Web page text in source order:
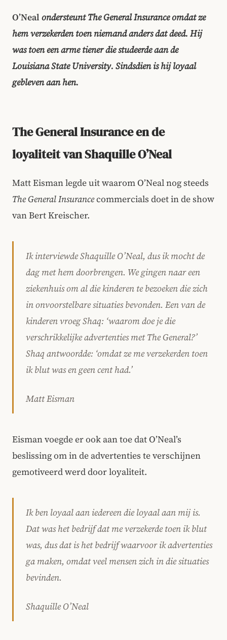
O’Nealondersteunt The General Insurance omdat ze
hem verzekerden toen niemand anders dat deed. Hij
was toen een arme tiener die studeerde aan de
Louisiana State University. Sindsdien is hij loyaal
gebleven aan hen.
The General Insurance en de
loyaliteit van Shaquille O’Neal
Matt Eisman legde uit waarom O’Neal nog steeds
The General Insurancecommercials doet in de show
van Bert Kreischer.
Ik interviewde Shaquille O’Neal, dus ik mocht de
dag met hem doorbrengen. We gingen naar een
ziekenhuis om al die kinderen te bezoeken die zich
in onvoorstelbare situaties bevonden. Een van de
kinderen vroeg Shaq: ‘waarom doe je die
verschrikkelijke advertenties met The General?’
Shaq antwoordde: ‘omdat ze me verzekerden toen
ik blut was en geen cent had.’
Matt Eisman
Eisman voegde er ook aan toe dat O’Neal’s
beslissing om in de advertenties te verschijnen
gemotiveerd werd door loyaliteit.
Ik ben loyaal aan iedereen die loyaal aan mij is.
Dat was het bedrijf dat me verzekerde toen ik blut
was, dus dat is het bedrijf waarvoor ik advertenties
ga maken, omdat veel mensen zich in die situaties
bevinden.
Shaquille O’Neal